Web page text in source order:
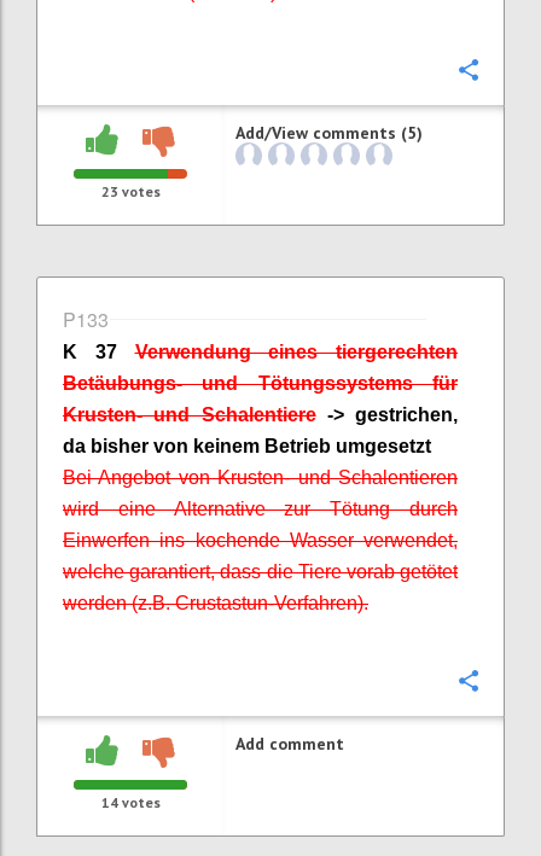
23 votes
Add/View comments (5)
P133
K 37Verwendung eines tiergerechten
Betäubungs- und Tötungssystems für
Krusten- und Schalentiere-> gestrichen,
da bisher von keinem Betrieb umgesetzt
Bei Angebot von Krusten- und Schalentieren
wird eine Alternative zur Tötung durch
Einwerfen ins kochende Wasser verwendet,
welche garantiert, dass die Tiere vorab getötet
werden (z.B.Crustastun-Verfahren).
14votes
Add comment